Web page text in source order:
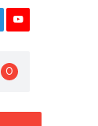
0